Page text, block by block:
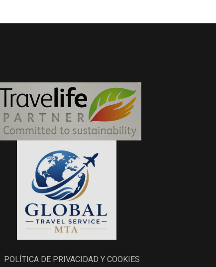
POLÍTICA DE PRIVACIDAD Y COOKIES